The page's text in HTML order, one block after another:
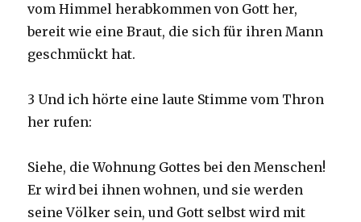
vom Himmel herabkommen von Gott her,
bereit wie eine Braut, die sich für ihren Mann
geschmückt hat.
3 Und ich hörte eine laute Stimme vom Thron
her rufen:
Siehe, die Wohnung Gottes bei den Menschen!
Er wird bei ihnen wohnen, und sie werden
seine Völker sein, und Gott selbst wird mit